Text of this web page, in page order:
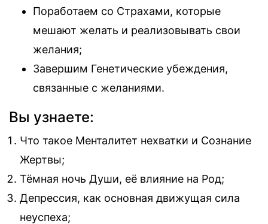
Поработаем со Страхами, которые
мешают желать и реализовывать свои
желания;
Завершим Генетические убеждения,
связанные с желаниями.
Вы узнаете:
Что такое Менталитет нехватки и Сознание
Жертвы;
Тёмная ночь Души, её влияние на Род;
Депрессия, как основная движущая сила
неуспеха;